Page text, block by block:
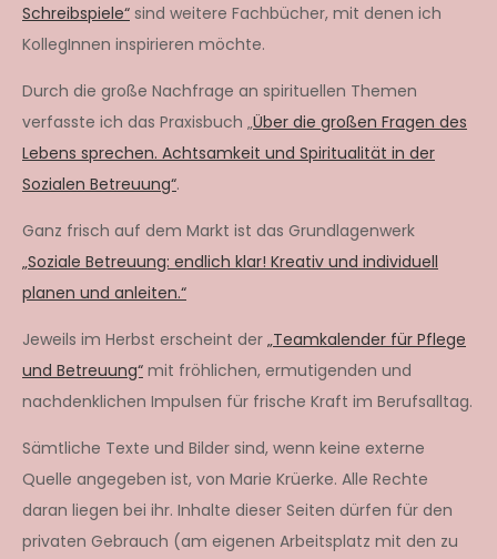
Schreibspiele“ sind weitere Fachbücher, mit denen ich
KollegInnen inspirieren möchte.
Durch die große Nachfrage an spirituellen Themen
verfasste ich das Praxisbuch „Über die großen Fragen des
Lebens sprechen. Achtsamkeit und Spiritualität in der
Sozialen Betreuung“.
Ganz frisch auf dem Markt ist das Grundlagenwerk
„Soziale Betreuung: endlich klar! Kreativ und individuell
planen und anleiten.“
Jeweils im Herbst erscheint der „Teamkalender für Pflege
und Betreuung“ mit fröhlichen, ermutigenden und
nachdenklichen Impulsen für frische Kraft im Berufsalltag.
Sämtliche Texte und Bilder sind, wenn keine externe
Quelle angegeben ist, von Marie Krüerke. Alle Rechte
daran liegen bei ihr. Inhalte dieser Seiten dürfen für den
privaten Gebrauch (am eigenen Arbeitsplatz mit den zu